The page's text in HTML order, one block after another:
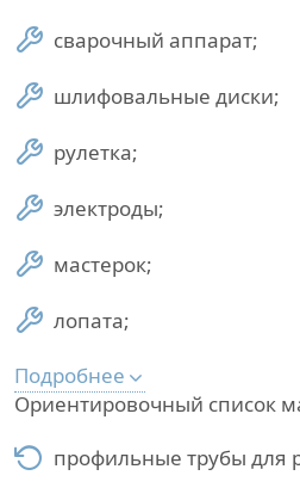
сварочный аппарат;
шлифовальные диски;
рулетка;
электроды;
мастерок;
лопата;
Подробнее
Ориентировочный список
профильные трубы для